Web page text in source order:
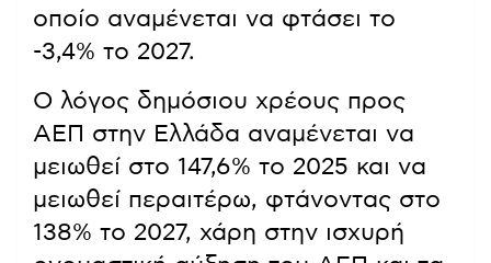
οποίο αναμένεται να φτάσει το
-3,4% το 2027.
Ο λόγος δημόσιου χρέους προς
ΑΕΠ στην Ελλάδα αναμένεται να
μειωθεί στο 147,6% το 2025 και να
μειωθεί περαιτέρω, φτάνοντας στο
138% το 2027, χάρη στην ισχυρή